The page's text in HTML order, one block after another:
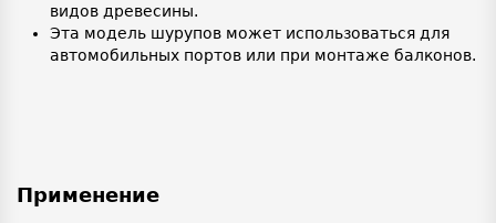
видов древесины.
Эта модель шурупов может использоваться для
автомобильных портов или при монтаже балконов.
Применение